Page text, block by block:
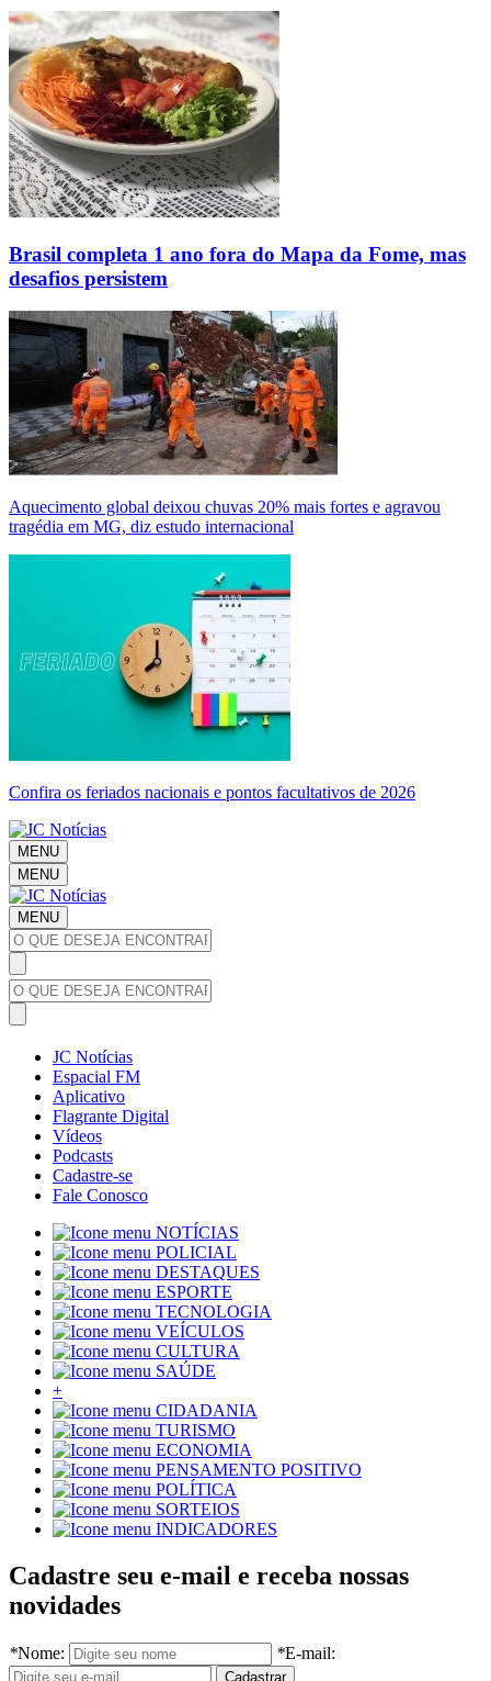
Brasil completa 1 ano fora do Mapa da Fome, mas
desafios persistem
Aquecimento global deixou chuvas 20% mais fortes e agravou
tragédia em MG, diz estudo internacional
Confira os feriados nacionais e pontos facultativos de 2026
MENU
MENU
MENU
JC Notícias
Espacial FM
Aplicativo
Flagrante Digital
Vídeos
Podcasts
Cadastre-se
Fale Conosco
NOTÍCIAS
POLICIAL
DESTAQUES
ESPORTE
TECNOLOGIA
VEÍCULOS
CULTURA
SAÚDE
+
CIDADANIA
TURISMO
ECONOMIA
PENSAMENTO POSITIVO
POLÍTICA
SORTEIOS
INDICADORES
Cadastre seu e-mail e receba nossas
novidades
*Nome: *E-mail: